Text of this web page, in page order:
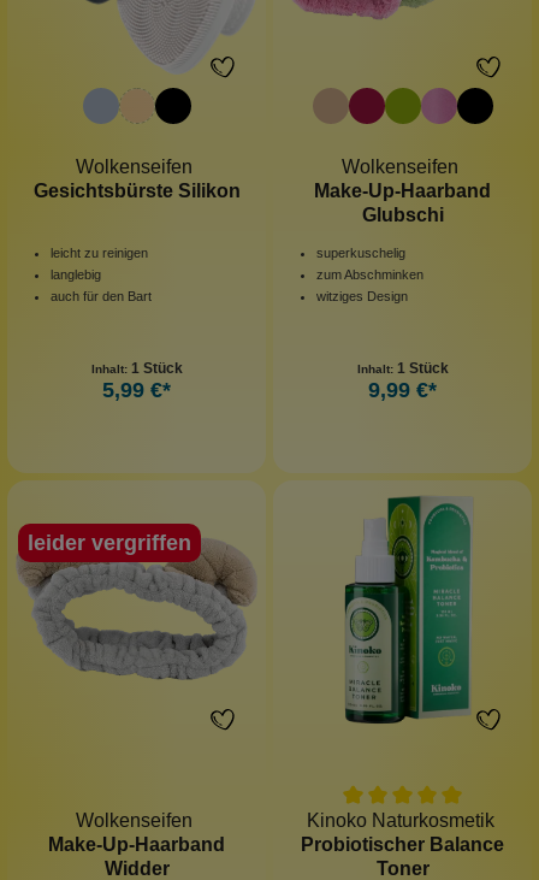
Wolkenseifen
Gesichtsbürste Silikon
leicht zu reinigen
langlebig
auch für den Bart
Inhalt: 1 Stück
5,99 €*
Wolkenseifen
Make-Up-Haarband
Glubschi
superkuschelig
zum Abschminken
witziges Design
Inhalt: 1 Stück
9,99 €*
leider vergriffen
Wolkenseifen
Make-Up-Haarband
Widder
Kinoko Naturkosmetik
Probiotischer Balance
Toner